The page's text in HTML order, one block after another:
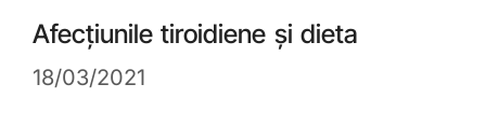
Afecțiunile tiroidiene și dieta
18/03/2021